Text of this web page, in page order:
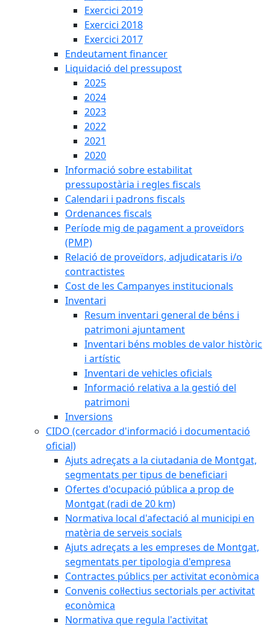
Exercici 2019
Exercici 2018
Exercici 2017
Endeutament financer
Liquidació del pressupost
2025
2024
2023
2022
2021
2020
Informació sobre estabilitat
pressupostària i regles fiscals
Calendari i padrons fiscals
Ordenances fiscals
Període mig de pagament a proveïdors
(PMP)
Relació de proveïdors, adjudicataris i/o
contractistes
Cost de les Campanyes institucionals
Inventari
Resum inventari general de béns i
patrimoni ajuntament
Inventari béns mobles de valor històric
i artístic
Inventari de vehicles oficials
Informació relativa a la gestió del
patrimoni
Inversions
CIDO (cercador d'informació i documentació
oficial)
Ajuts adreçats a la ciutadania de Montgat,
segmentats per tipus de beneficiari
Ofertes d'ocupació pública a prop de
Montgat (radi de 20 km)
Normativa local d'afectació al municipi en
matèria de serveis socials
Ajuts adreçats a les empreses de Montgat,
segmentats per tipologia d'empresa
Contractes públics per activitat econòmica
Convenis col·lectius sectorials per activitat
econòmica
Normativa que regula l'activitat